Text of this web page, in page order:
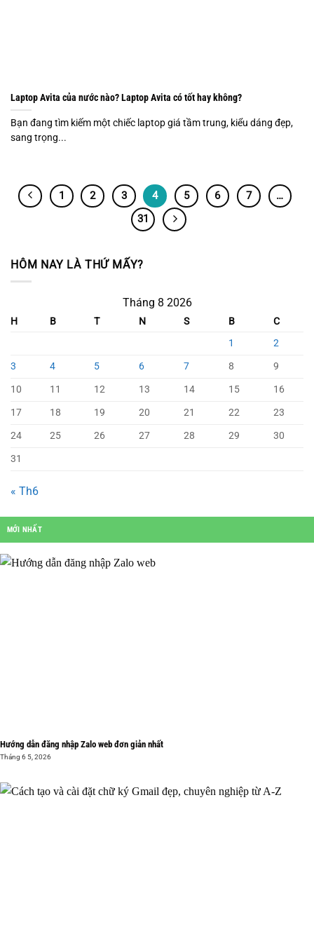
Laptop Avita của nước nào? Laptop Avita có tốt hay không?
Bạn đang tìm kiếm một chiếc laptop giá tầm trung, kiểu dáng đẹp,
sang trọng...
1 2 3 4 5 6 7
…
31
HÔM NAY LÀ THỨ MẤY?
Tháng 8 2026
H B T N S B
C
1
2
3
4 5 6 7 8
9
10
11 12 13 14 15
16
17
18 19 20 21 22
23
24
25 26 27 28 29
30
31
« Th6
MỚI NHẤT
Hướng dẫn đăng nhập Zalo web đơn giản nhất
Tháng 6 5, 2026